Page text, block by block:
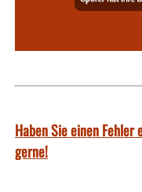
Haben Sie einen
gerne!